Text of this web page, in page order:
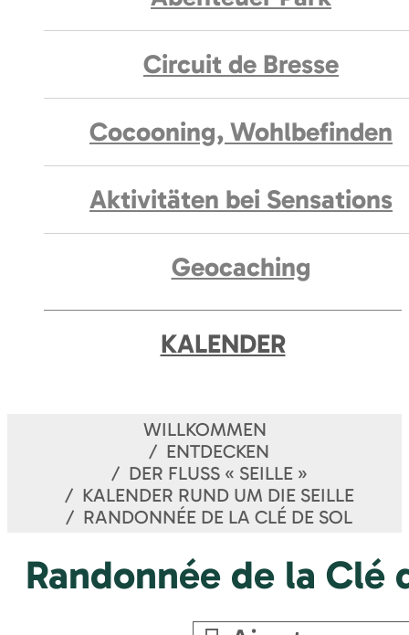
Circuit de Bresse
Cocooning, Wohlbefinden
Aktivitäten bei Sensations
Geocaching
KALENDER
WILLKOMMEN
ENTDECKEN
DER FLUSS « SEILLE »
KALENDER RUND UM DIE SEILLE
RANDONNÉE DE LA CLÉ DE SOL
Randonnée de la Clé